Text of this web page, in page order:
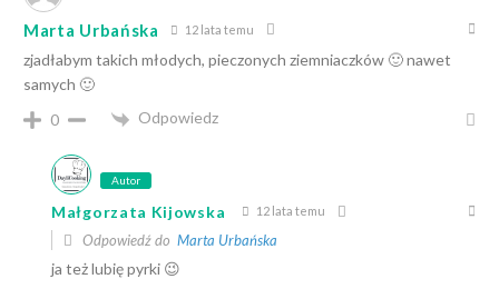
Marta Urbańska 12 lata temu
zjadłabym takich młodych, pieczonych ziemniaczków 🙂 nawet
samych 🙂
0
Odpowiedz
Autor
Małgorzata Kijowska 12 lata temu
Odpowiedź do Marta Urbańska
ja też lubię pyrki 😉